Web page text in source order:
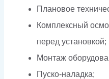
Плановое
Комплексный
перед установкой;
Монтаж
Пуско-наладка;